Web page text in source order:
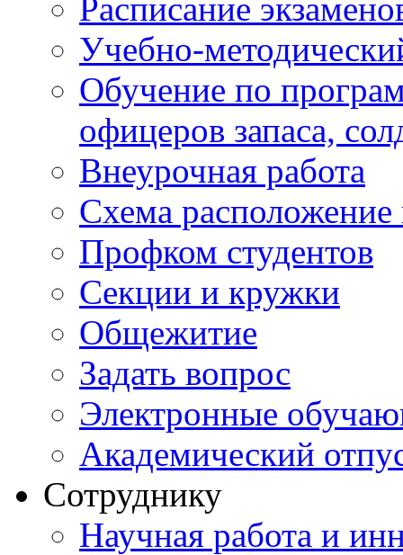
Расписание
Учебно-
Обучение по
офицеров запаса,
Внеурочная работа
Схема расположение
Профком студентов
Секции и кружки
Общежитие
Задать вопрос
Электронные
Академический
Сотруднику
Научная работа и